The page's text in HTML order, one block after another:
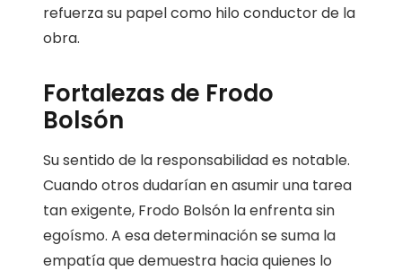
refuerza su papel como hilo conductor de la
obra.
Fortalezas de Frodo
Bolsón
Su sentido de la responsabilidad es notable.
Cuando otros dudarían en asumir una tarea
tan exigente, Frodo Bolsón la enfrenta sin
egoísmo. A esa determinación se suma la
empatía que demuestra hacia quienes lo